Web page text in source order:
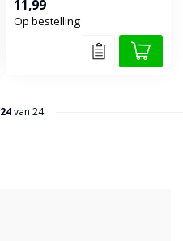
zeer hoge aanv...
11,99
Op bestelling
24van 24